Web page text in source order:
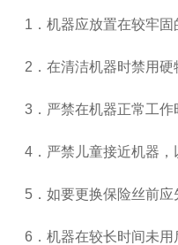
1 ．机器应放置在较牢
2 ．在清洁机器时禁用
3 ．严禁在机器正常工
4 ．严禁儿童接近机器，
5 ．如要更换保险丝前应
6 ．机器在较长时间未